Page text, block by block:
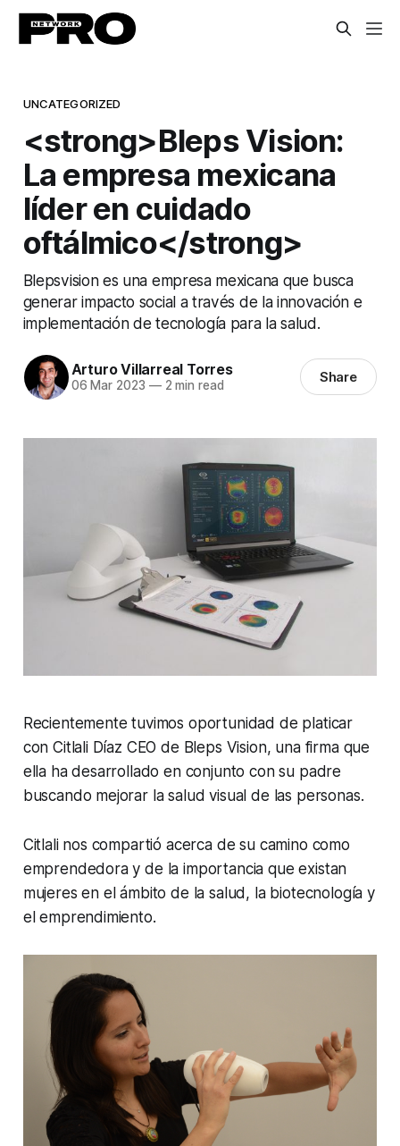
UNCATEGORIZED
<strong>Bleps Vision:
La empresa mexicana
líder en cuidado
oftálmico</strong>
Blepsvision es una empresa mexicana que busca
generar impacto social a través de la innovación e
implementación de tecnología para la salud.
Arturo Villarreal Torres
06 Mar 2023 —2 min read Share
Recientemente tuvimos oportunidad de platicar
con Citlali Díaz CEO de Bleps Vision, una firma que
ella ha desarrollado en conjunto con su padre
buscando mejorar la salud visual de las personas.
Citlali nos compartió acerca de su camino como
emprendedora y de la importancia que existan
mujeres en el ámbito de la salud, la biotecnología y
el emprendimiento.